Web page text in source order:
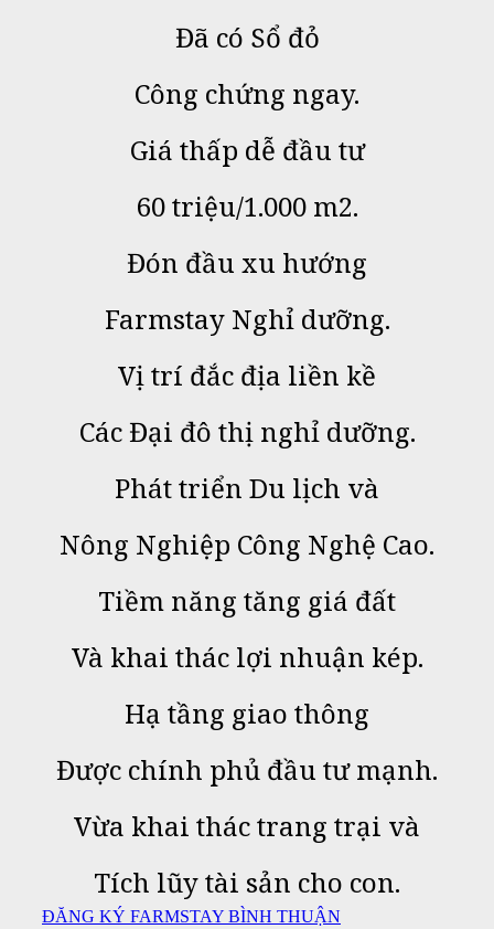
Đã có Sổ đỏ
Công chứng ngay.
Giá thấp dễ đầu tư
60 triệu/1.000 m2.
Đón đầu xu hướng
Farmstay Nghỉ dưỡng.
Vị trí đắc địa liền kề
Các Đại đô thị nghỉ dưỡng.
Phát triển Du lịch và
Nông Nghiệp Công Nghệ Cao.
Tiềm năng tăng giá đất
Và khai thác lợi nhuận kép.
Hạ tầng giao thông
Được chính phủ đầu tư mạnh.
Vừa khai thác trang trại và
Tích lũy tài sản cho con.
ĐĂNG KÝ FARMSTAY BÌNH THUẬN